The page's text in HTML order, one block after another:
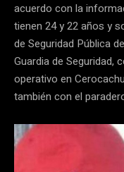
acuerdo con la
tienen 24 y 22 años y
de Seguridad Pública
Guardia de Seguridad,
operativo en
también con el